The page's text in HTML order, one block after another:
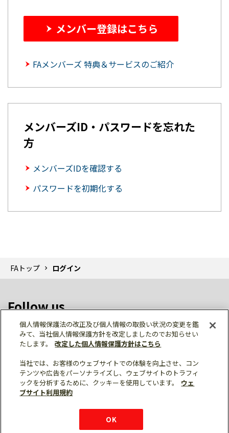
メンバー登録はこちら
FAメンバーズ 特典＆サービスのご紹介
メンバーズID・パスワードを忘れた
方
メンバーズIDを確認する
パスワードを初期化する
FAトップ ログイン
Follow us
個人情報保護 利用規約
ご利用にあたって
サイトマップ
三菱電機トップ
個人情報保護法の改正及び個人情報の取扱い状況の変更を鑑
みて、当社個人情報保護方針を改定しましたのでお知らせい
たします。
改定した個人情報保護方針はこちら
当社では、お客様のウェブサイトでの体験を向上させ、コン
テンツや広告をパーソナライズし、ウェブサイトのトラフィ
ックを分析するために、クッキーを使用しています。
ウェ
ブサイト利用規約
OK
チャットサービス